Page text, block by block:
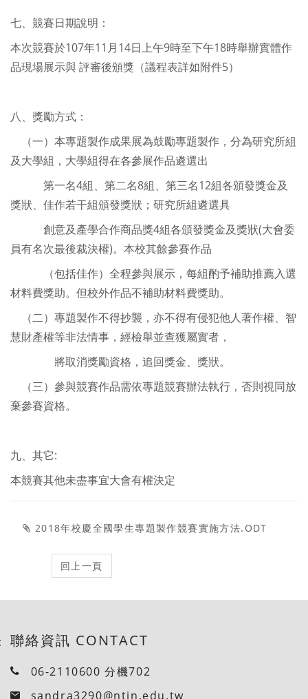
七、競賽日期說明：
本次競賽於107年11月14日上午9時至下午18時舉辦實體作
品現場展示與 評審後頒獎（議程表詳如附件5）
八、獎勵方式：
（一）本專題製作成果展為鼓勵專題製作，分為研究所組
及大學組，大學組得在各參展作品遴選出
第一名4組、第二名8組、第三名12組各頒發獎金及
獎狀、佳作若干組頒發獎狀；研究所組遴選具
創意及產學合作商品獎4組各頒發獎金及獎狀(大會委
員有名次最後裁決權)。本校其餘參賽作品
（包括佳作）全程參與展示，每組酌予補助推薦入選
材料費獎助。但校外作品不補助材料費獎助。
（二）專題製作不得抄襲，亦不得有侵犯他人著作權、智
慧財產權等非法情事，經檢舉並查獲屬實者，
將取消獎勵資格，追回獎金、獎狀。
（三）參與競賽作品需依專題競賽辦法執行，否則視同放
棄參賽資格。
九、其它:
本競賽其他未盡事宜大會有權決定
2018年校慶全國學生專題製作競賽實施方法.ODT
聯絡資訊 CONTACT
06-2110600 分機702
sandra3290@ntin.edu.tw